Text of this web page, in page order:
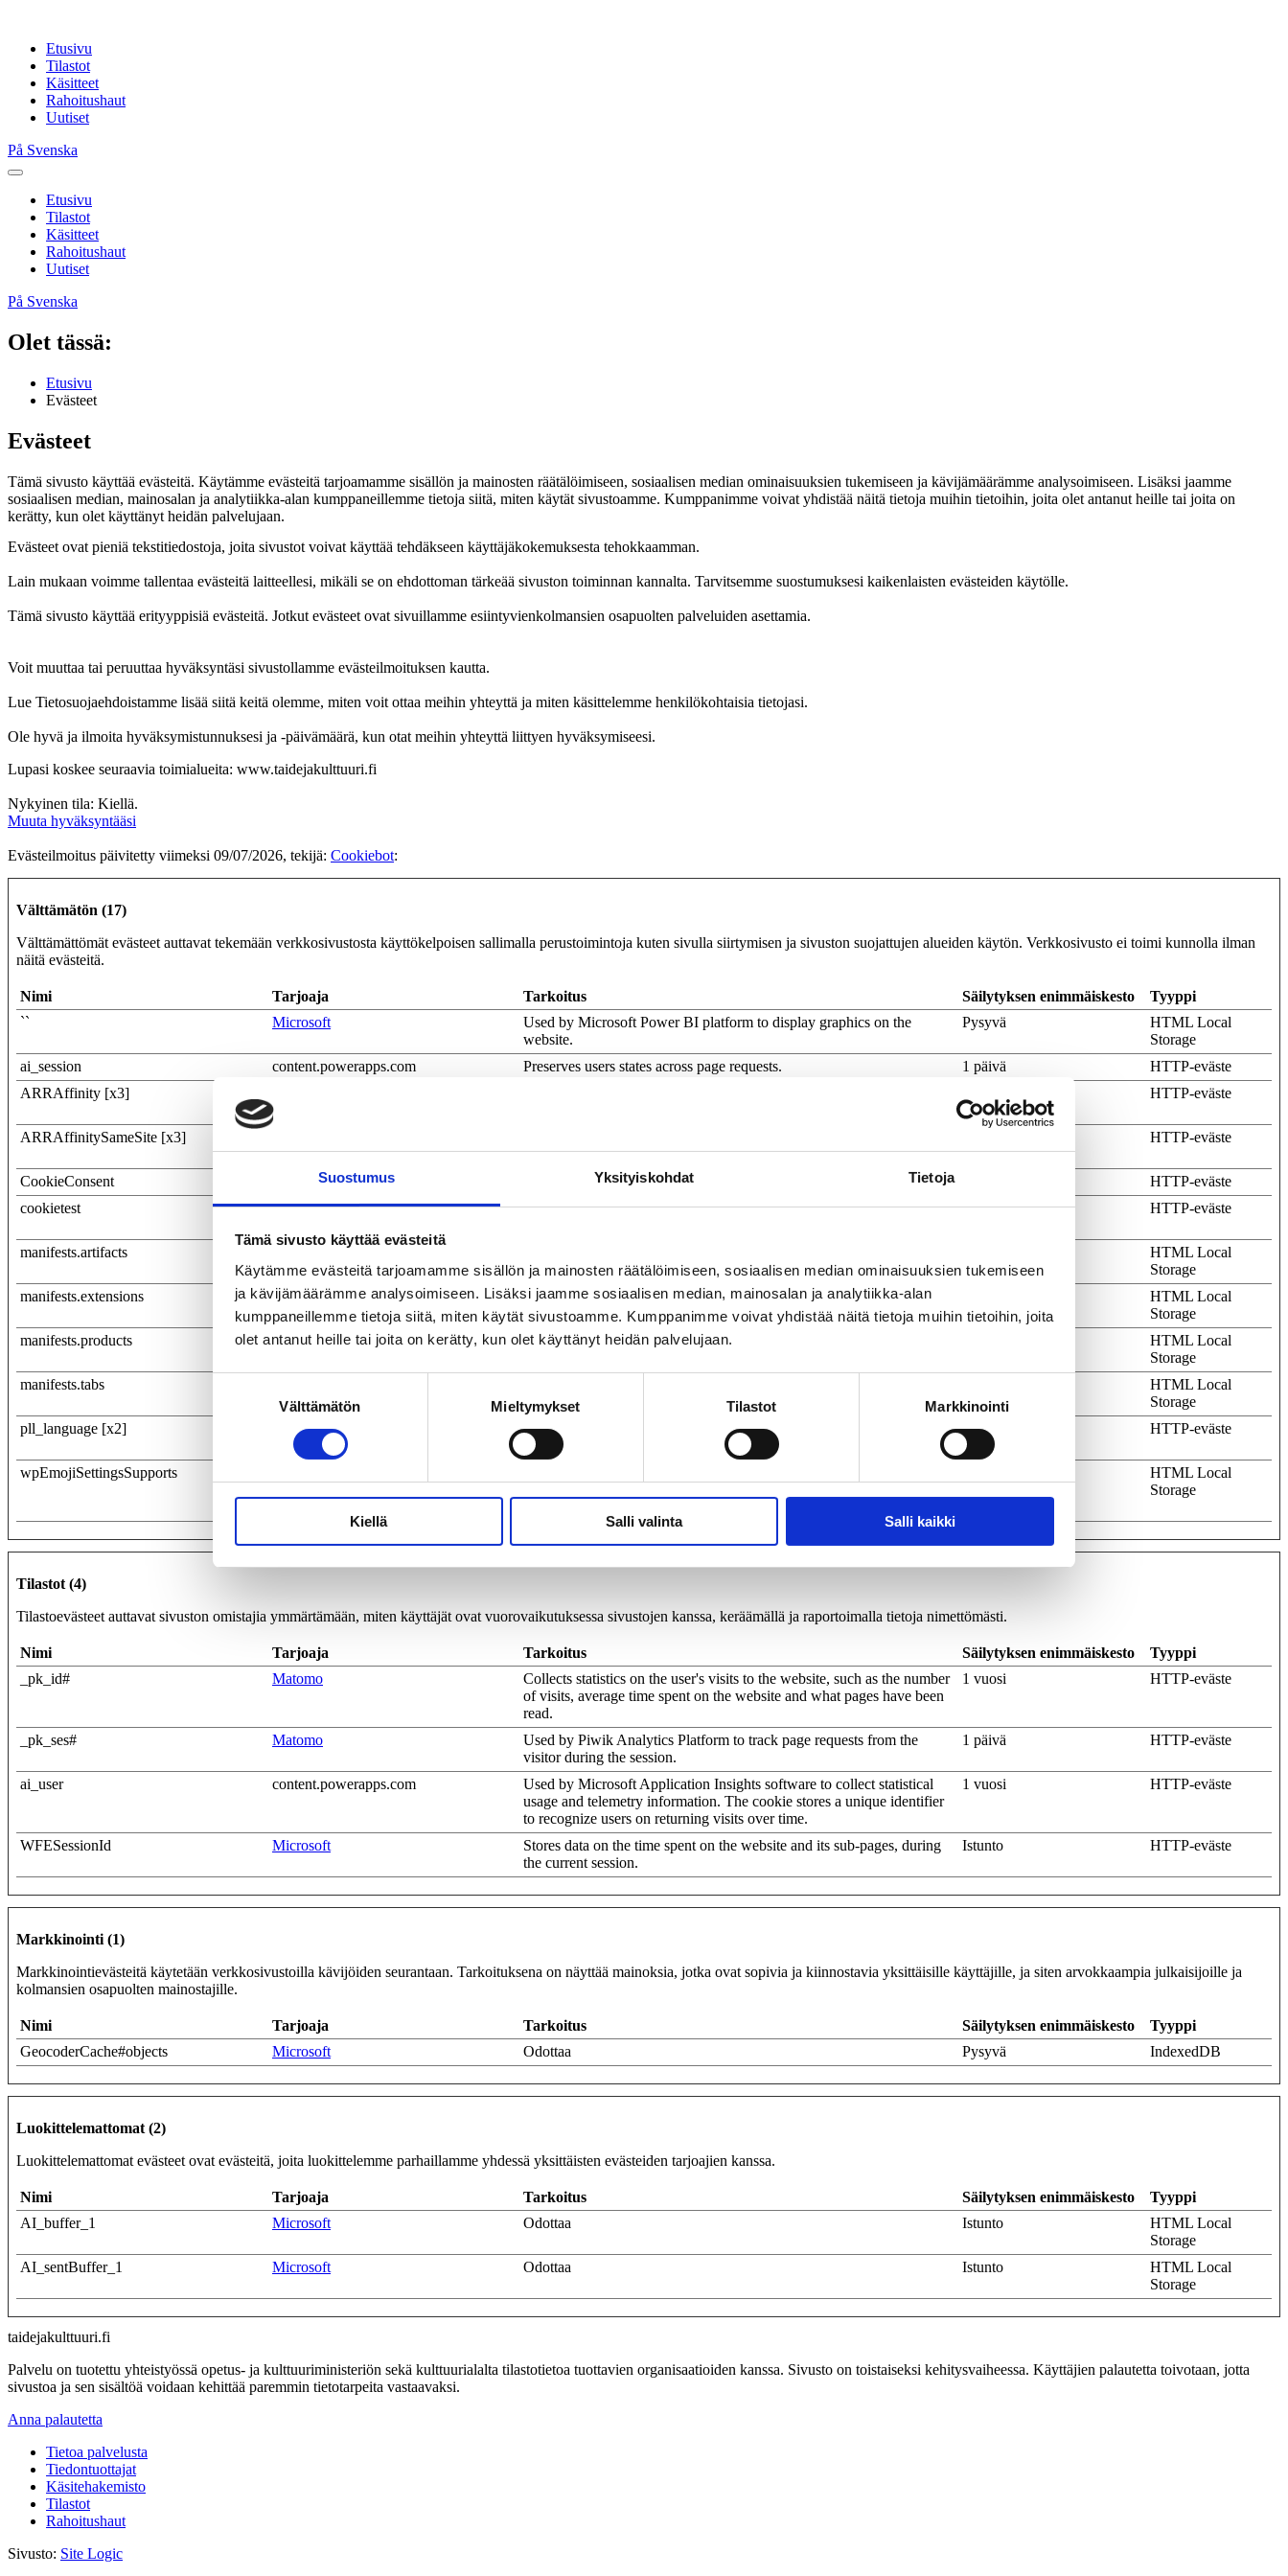
Suostumus Yksityiskohdat Tietoja
Tämä sivusto käyttää evästeitä
Käytämme evästeitä tarjoamamme sisällön ja mainosten räätälöimiseen, sosiaalisen median ominaisuuksien tukemiseen
ja kävijämäärämme analysoimiseen. Lisäksi jaamme sosiaalisen median, mainosalan ja analytiikka-alan
kumppaneillemme tietoja siitä, miten käytät sivustoamme. Kumppanimme voivat yhdistää näitä tietoja muihin tietoihin, joita
olet antanut heille tai joita on kerätty, kun olet käyttänyt heidän palvelujaan.
Välttämätön Mieltymykset Tilastot Markkinointi
Kiellä Salli valinta Salli kaikki
Etusivu
Tilastot
Käsitteet
Rahoitushaut
Uutiset
På Svenska
Etusivu
Tilastot
Käsitteet
Rahoitushaut
Uutiset
På Svenska
Olet tässä:
Etusivu
Evästeet
Evästeet
Tämä sivusto käyttää evästeitä. Käytämme evästeitä tarjoamamme sisällön ja mainosten räätälöimiseen, sosiaalisen median ominaisuuksien tukemiseen ja kävijämäärämme analysoimiseen. Lisäksi jaamme
sosiaalisen median, mainosalan ja analytiikka-alan kumppaneillemme tietoja siitä, miten käytät sivustoamme. Kumppanimme voivat yhdistää näitä tietoja muihin tietoihin, joita olet antanut heille tai joita on
kerätty, kun olet käyttänyt heidän palvelujaan.
Evästeet ovat pieniä tekstitiedostoja, joita sivustot voivat käyttää tehdäkseen käyttäjäkokemuksesta tehokkaamman.
Lain mukaan voimme tallentaa evästeitä laitteellesi, mikäli se on ehdottoman tärkeää sivuston toiminnan kannalta. Tarvitsemme suostumuksesi kaikenlaisten evästeiden käytölle.
Tämä sivusto käyttää erityyppisiä evästeitä. Jotkut evästeet ovat sivuillamme esiintyvienkolmansien osapuolten palveluiden asettamia.
Voit muuttaa tai peruuttaa hyväksyntäsi sivustollamme evästeilmoituksen kautta.
Lue Tietosuojaehdoistamme lisää siitä keitä olemme, miten voit ottaa meihin yhteyttä ja miten käsittelemme henkilökohtaisia tietojasi.
Ole hyvä ja ilmoita hyväksymistunnuksesi ja -päivämäärä, kun otat meihin yhteyttä liittyen hyväksymiseesi.
Lupasi koskee seuraavia toimialueita: www.taidejakulttuuri.fi
Nykyinen tila: Kiellä.
Muuta hyväksyntääsi
Evästeilmoitus päivitetty viimeksi 09/07/2026, tekijä: Cookiebot:
Välttämätön (17)
Välttämättömät evästeet auttavat tekemään verkkosivustosta käyttökelpoisen sallimalla perustoimintoja kuten sivulla siirtymisen ja sivuston suojattujen alueiden käytön. Verkkosivusto ei toimi kunnolla ilman
näitä evästeitä.
Nimi Tarjoaja Tarkoitus Säilytyksen enimmäiskesto
Tyyppi
``
Microsoft
Used by Microsoft Power BI platform to display graphics on the
website.
Pysyvä
HTML Local
Storage
ai_session
content.powerapps.com Preserves users states across page requests. 1 päivä
HTTP-eväste
ARRAffinity [x3]
HTTP-eväste
ARRAffinitySameSite [x3]
optimise response times.
HTTP-eväste
CookieConsent Cookiebot Stores the user's cookie consent state for the current domain
HTTP-eväste
cookietest
content.powerapps.com
This cookie is used to determine if the visitor has accepted the cookie
Istunto HTTP-eväste
manifests.artifacts
website.
HTML Local
Storage
manifests.extensions
Microsoft
Used by Microsoft Power BI platform to display graphics on the
website.
HTML Local
Storage
manifests.products
Microsoft
Used by Microsoft Power BI platform to display graphics on the
HTML Local
Storage
manifests.tabs
website.
HTML Local
Storage
pll_language [x2]
www.taidejakulttuuri.fi
www.cupore.fi
This cookie is used to determine the preferred language of the visitor
and sets the language accordingly on the website, if possible.
1 vuosi HTTP-eväste
wpEmojiSettingsSupports
HTML Local
Storage
Tilastot (4)
Tilastoevästeet auttavat sivuston omistajia ymmärtämään, miten käyttäjät ovat vuorovaikutuksessa sivustojen kanssa, keräämällä ja raportoimalla tietoja nimettömästi.
Nimi Tarjoaja Tarkoitus Säilytyksen enimmäiskesto
Tyyppi
_pk_id#
Matomo
Collects statistics on the user's visits to the website, such as the number
of visits, average time spent on the website and what pages have been
read.
1 vuosi HTTP-eväste
_pk_ses# Matomo
Used by Piwik Analytics Platform to track page requests from the
visitor during the session.
1 päivä HTTP-eväste
ai_user content.powerapps.com
Used by Microsoft Application Insights software to collect statistical
usage and telemetry information. The cookie stores a unique identifier
to recognize users on returning visits over time.
1 vuosi HTTP-eväste
WFESessionId Microsoft
Stores data on the time spent on the website and its sub-pages, during
the current session.
Istunto HTTP-eväste
Markkinointi (1)
Markkinointievästeitä käytetään verkkosivustoilla kävijöiden seurantaan. Tarkoituksena on näyttää mainoksia, jotka ovat sopivia ja kiinnostavia yksittäisille käyttäjille, ja siten arvokkaampia julkaisijoille ja
kolmansien osapuolten mainostajille.
Nimi Tarjoaja Tarkoitus Säilytyksen enimmäiskesto
Tyyppi
GeocoderCache#objects
Microsoft Odottaa Pysyvä IndexedDB
Luokittelemattomat (2)
Luokittelemattomat evästeet ovat evästeitä, joita luokittelemme parhaillamme yhdessä yksittäisten evästeiden tarjoajien kanssa.
Nimi Tarjoaja Tarkoitus Säilytyksen enimmäiskesto
Tyyppi
AI_buffer_1
Microsoft Odottaa Istunto
HTML Local
Storage
AI_sentBuffer_1
Microsoft Odottaa Istunto
HTML Local
Storage
taidejakulttuuri.fi
Palvelu on tuotettu yhteistyössä opetus- ja kulttuuriministeriön sekä kulttuurialalta tilastotietoa tuottavien organisaatioiden kanssa. Sivusto on toistaiseksi kehitysvaiheessa. Käyttäjien palautetta toivotaan, jotta
sivustoa ja sen sisältöä voidaan kehittää paremmin tietotarpeita vastaavaksi.
Anna palautetta
Tietoa palvelusta
Tiedontuottajat
Käsitehakemisto
Tilastot
Rahoitushaut
Sivusto: Site Logic